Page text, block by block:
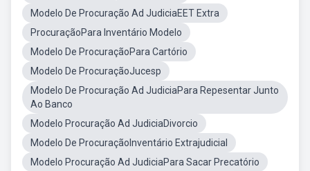
Modelo De Procuração Ad JudiciaEET Extra
ProcuraçãoPara Inventário Modelo
Modelo De ProcuraçãoPara Cartório
Modelo De ProcuraçãoJucesp
Modelo De Procuração Ad JudiciaPara Repesentar Junto
Ao Banco
Modelo Procuração Ad JudiciaDivorcio
Modelo De ProcuraçãoInventário Extrajudicial
Modelo Procuração Ad JudiciaPara Sacar Precatório